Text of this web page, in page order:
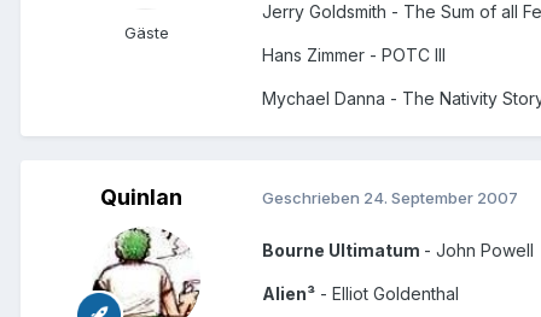
Gäste
Jerry Goldsmith - The Sum of all
Hans Zimmer - POTC III
Mychael Danna - The Nativity
Quinlan Geschrieben 24. September 2007
Bourne Ultimatum - John Powell
Alien³ - Elliot Goldenthal